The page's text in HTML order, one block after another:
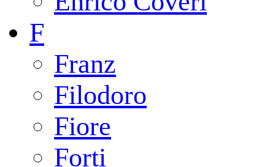
F
Franz
Filodoro
Fiore
Forti